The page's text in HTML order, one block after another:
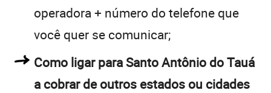
operadora + número do telefone que
você quer se comunicar;
Como ligar para Santo Antônio do Tauá
a cobrar de outros estados ou cidades